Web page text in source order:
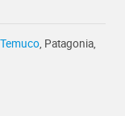
Temuco, Patagonia,